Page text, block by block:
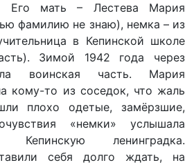
Его мать – Лестева Мария
фамилию не знаю), немка – из
в Кепинской школе
Зимой 1942 года через
воинская часть. Мария
кому-то из соседок, что жаль
плохо одетые, замёрзшие,
«немки» услышала
Кепинскую ленинградка.
себя долго ждать, на